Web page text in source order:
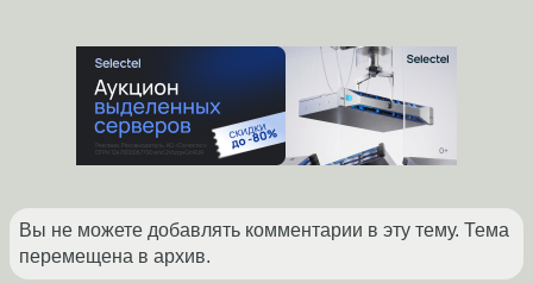
Вы не можете добавлять комментарии в эту тему. Тема
перемещена в архив.